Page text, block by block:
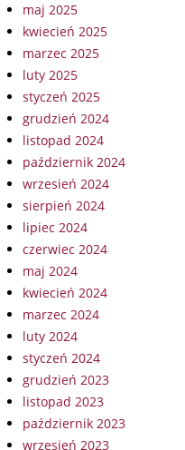
maj 2025
kwiecień 2025
marzec 2025
luty 2025
styczeń 2025
grudzień 2024
listopad 2024
październik 2024
wrzesień 2024
sierpień 2024
lipiec 2024
czerwiec 2024
maj 2024
kwiecień 2024
marzec 2024
luty 2024
styczeń 2024
grudzień 2023
listopad 2023
październik 2023
wrzesień 2023